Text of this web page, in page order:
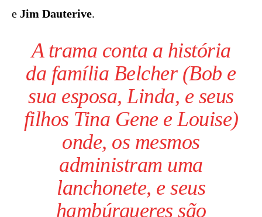
e Jim Dauterive.
A trama conta a história
da família Belcher (Bob e
sua esposa, Linda, e seus
filhos Tina Gene e Louise)
onde, os mesmos
administram uma
lanchonete, e seus
hambúrgueres são